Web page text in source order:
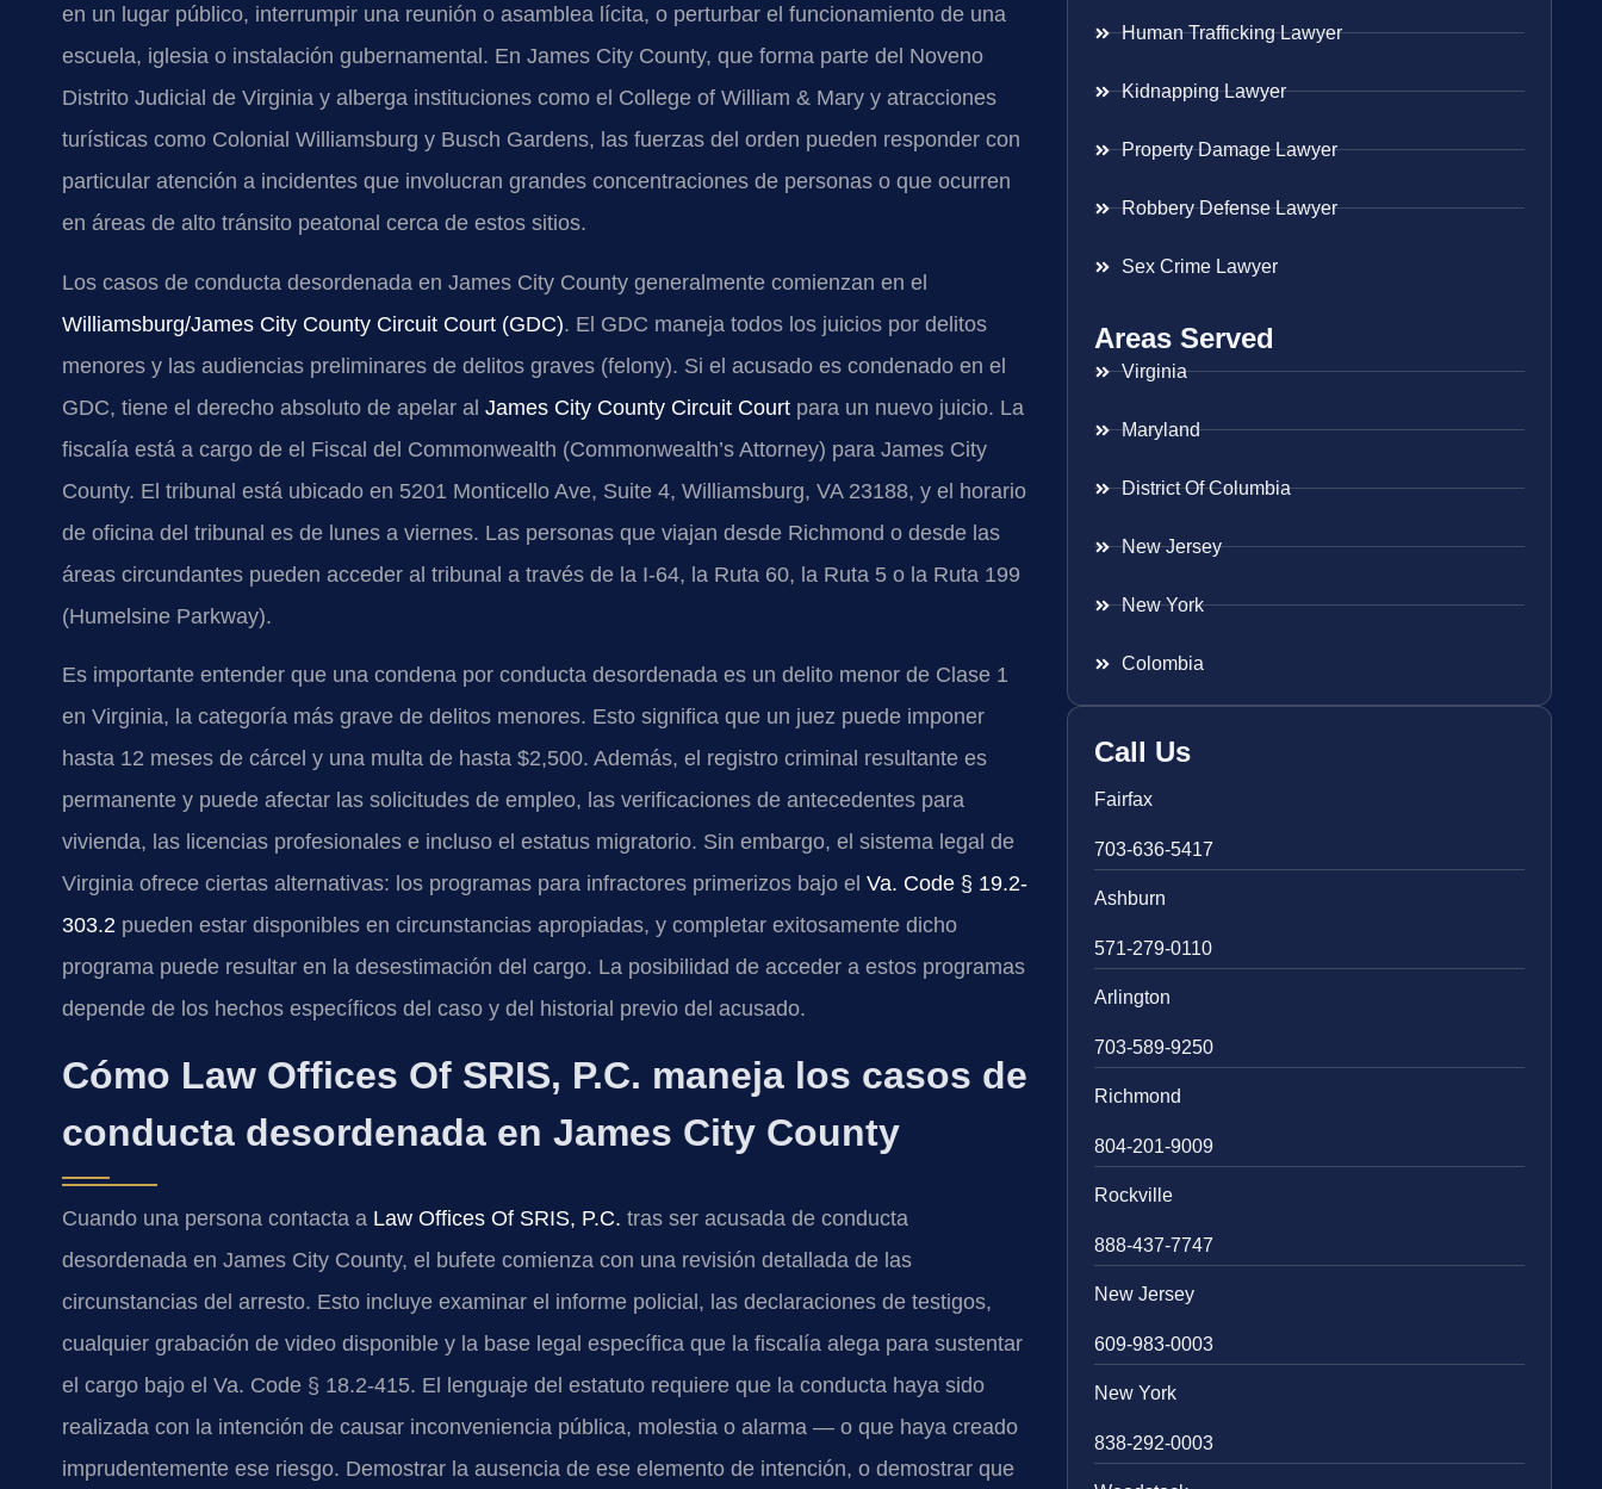
en un lugar público, interrumpir una reunión o asamblea lícita, o perturbar el funcionamiento de una
escuela, iglesia o instalación gubernamental. En James City County, que forma parte del Noveno
Distrito Judicial de Virginia y alberga instituciones como el College of William & Mary y atracciones
turísticas como Colonial Williamsburg y Busch Gardens, las fuerzas del orden pueden responder con
particular atención a incidentes que involucran grandes concentraciones de personas o que ocurren
en áreas de alto tránsito peatonal cerca de estos sitios.
Los casos de conducta desordenada en James City County generalmente comienzan en el
Williamsburg/James City County Circuit Court (GDC). El GDC maneja todos los juicios por delitos
menores y las audiencias preliminares de delitos graves (felony). Si el acusado es condenado en el
GDC, tiene el derecho absoluto de apelar al James City County Circuit Court para un nuevo juicio. La
fiscalía está a cargo de el Fiscal del Commonwealth (Commonwealth’s Attorney) para James City
County. El tribunal está ubicado en 5201 Monticello Ave, Suite 4, Williamsburg, VA 23188, y el horario
de oficina del tribunal es de lunes a viernes. Las personas que viajan desde Richmond o desde las
áreas circundantes pueden acceder al tribunal a través de la I-64, la Ruta 60, la Ruta 5 o la Ruta 199
(Humelsine Parkway).
Es importante entender que una condena por conducta desordenada es un delito menor de Clase 1
en Virginia, la categoría más grave de delitos menores. Esto significa que un juez puede imponer
hasta 12 meses de cárcel y una multa de hasta $2,500. Además, el registro criminal resultante es
permanente y puede afectar las solicitudes de empleo, las verificaciones de antecedentes para
vivienda, las licencias profesionales e incluso el estatus migratorio. Sin embargo, el sistema legal de
Virginia ofrece ciertas alternativas: los programas para infractores primerizos bajo el Va. Code § 19.2-
303.2 pueden estar disponibles en circunstancias apropiadas, y completar exitosamente dicho
programa puede resultar en la desestimación del cargo. La posibilidad de acceder a estos programas
depende de los hechos específicos del caso y del historial previo del acusado.
Cómo Law Offices Of SRIS, P.C. maneja los casos de
conducta desordenada en James City County
Cuando una persona contacta a Law Offices Of SRIS, P.C. tras ser acusada de conducta
desordenada en James City County, el bufete comienza con una revisión detallada de las
circunstancias del arresto. Esto incluye examinar el informe policial, las declaraciones de testigos,
cualquier grabación de video disponible y la base legal específica que la fiscalía alega para sustentar
el cargo bajo el Va. Code § 18.2-415. El lenguaje del estatuto requiere que la conducta haya sido
realizada con la intención de causar inconveniencia pública, molestia o alarma — o que haya creado
imprudentemente ese riesgo. Demostrar la ausencia de ese elemento de intención, o demostrar que
Human Trafficking Lawyer
Kidnapping Lawyer
Property Damage Lawyer
Robbery Defense Lawyer
Sex Crime Lawyer
Areas Served
Virginia
Maryland
District Of Columbia
New Jersey
New York
Colombia
Call Us
Fairfax
703-636-5417
Ashburn
571-279-0110
Arlington
703-589-9250
Richmond
804-201-9009
Rockville
888-437-7747
New Jersey
609-983-0003
New York
838-292-0003